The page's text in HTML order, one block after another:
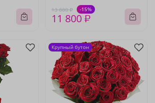
13 880 ₽ -15%
11 800 ₽
Крупный бутон